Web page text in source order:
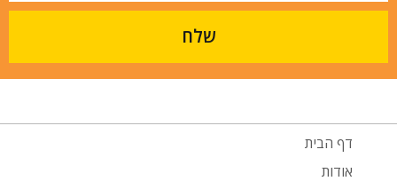
שלח
דף הבית
אודות